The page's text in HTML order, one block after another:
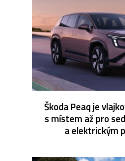
Škoda Peaq je
s místem až pro
a elektrickým